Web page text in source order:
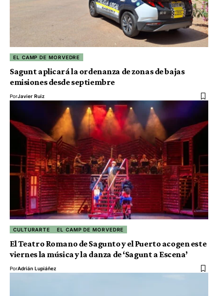
EL CAMP DE MORVEDRE
Sagunt aplicará la ordenanza de zonas de bajas
emisiones desde septiembre
PorJavier Ruiz
CULTURARTE EL CAMP DE MORVEDRE
El Teatro Romano de Sagunto y el Puerto acogen este
viernes la música y la danza de ‘Sagunt a Escena’
PorAdrián Lupiáñez